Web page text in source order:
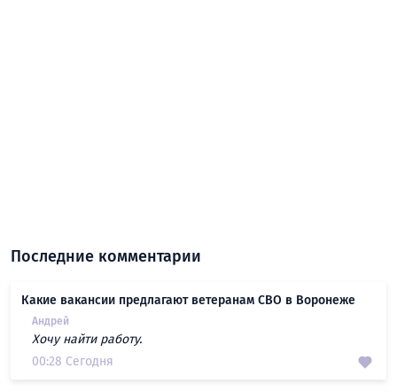
Последние комментарии
Какие вакансии предлагают ветеранам СВО в Воронеже
Андрей
Хочу найти работу.
00:28 Сегодня